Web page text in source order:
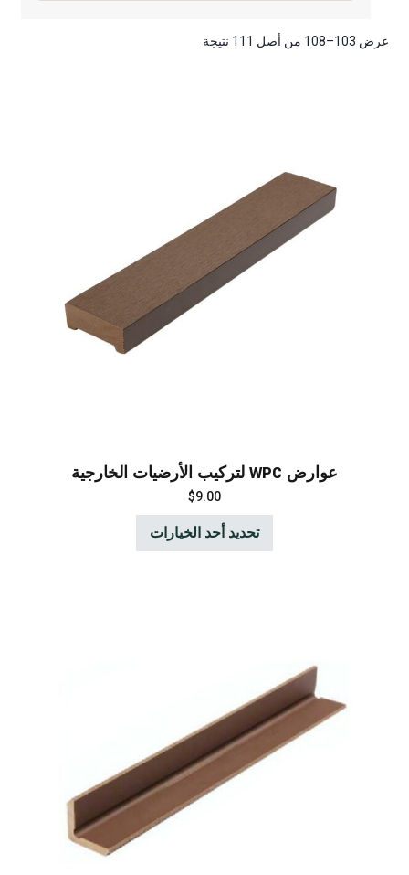
عرض 103–108 من أصل 111 نتيجة
عوارض WPC لتركيب الأرضيات الخارجية
$9.00
تحديد أحد الخيارات